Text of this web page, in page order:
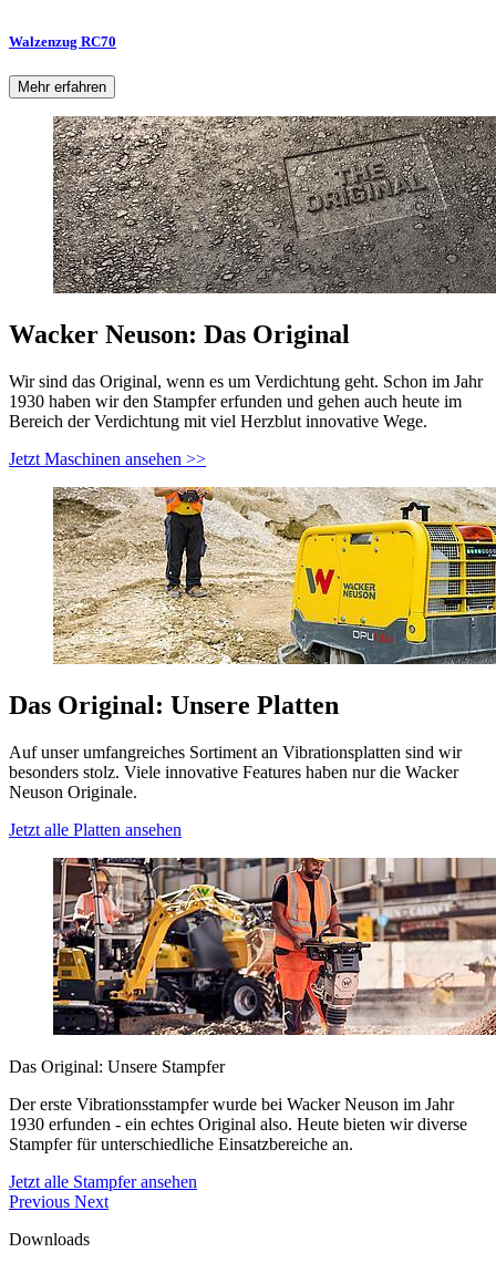
Walzenzug RC70
Mehr erfahren
Wacker Neuson: Das Original
Wir sind das Original, wenn es um Verdichtung geht. Schon im Jahr
1930 haben wir den Stampfer erfunden und gehen auch heute im
Bereich der Verdichtung mit viel Herzblut innovative Wege.
Jetzt Maschinen ansehen >>
Das Original: Unsere Platten
Auf unser umfangreiches Sortiment an Vibrationsplatten sind wir
besonders stolz. Viele innovative Features haben nur die Wacker
Neuson Originale.
Jetzt alle Platten ansehen
Das Original: Unsere Stampfer
Der erste Vibrationsstampfer wurde bei Wacker Neuson im Jahr
1930 erfunden - ein echtes Original also. Heute bieten wir diverse
Stampfer für unterschiedliche Einsatzbereiche an.
Jetzt alle Stampfer ansehen
Previous Next
Downloads